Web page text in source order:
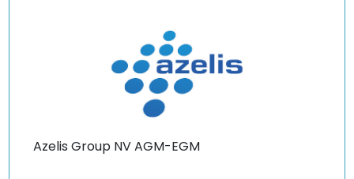
Azelis Group NV AGM-EGM